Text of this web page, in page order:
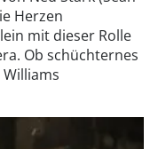
Herzen
mit dieser Rolle
Ob schüchternes